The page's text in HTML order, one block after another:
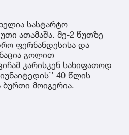
სასტარტო
ათამაშა. მე-2 წუთზე
ფერნანდესისა და
გოლით
კარისკენ სახიფათოდ
40 წლის
ბურთი მოიგერია.